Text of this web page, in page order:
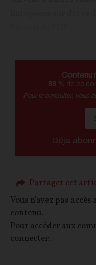
Contenu
89 % de ce
Pour le consulter, vous
Déja
Partager cet
Vous n'avez pas
contenu.
Pour accéder aux
connecter.